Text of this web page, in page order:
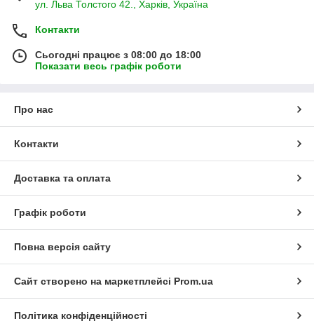
ул. Льва Толстого 42., Харків, Україна
Контакти
Сьогодні працює з 08:00 до 18:00
Показати весь графік роботи
Про нас
Контакти
Доставка та оплата
Графік роботи
Повна версія сайту
Сайт створено на маркетплейсі Prom.ua
Політика конфіденційності